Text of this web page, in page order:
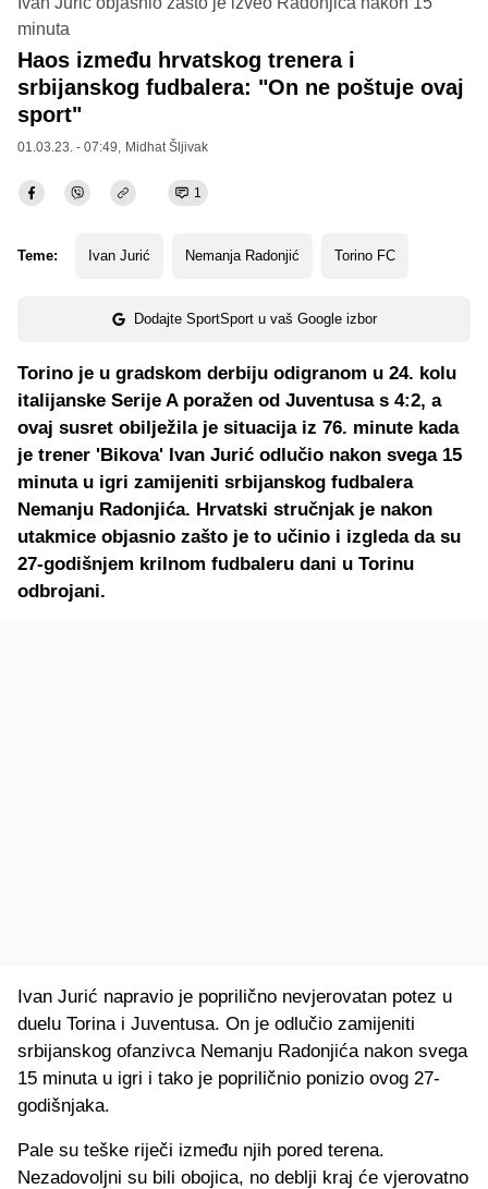
minuta
Haos između hrvatskog trenera i
srbijanskog fudbalera: "On ne poštuje ovaj
sport"
01.03.23. - 07:49, Midhat Šljivak
1
Teme: Ivan Jurić Nemanja Radonjić Torino FC
Dodajte SportSport u vaš Google izbor
Torino je u gradskom derbiju odigranom u 24. kolu
italijanske Serije A poražen od Juventusa s 4:2, a
ovaj susret obilježila je situacija iz 76. minute kada
je trener 'Bikova' Ivan Jurić odlučio nakon svega 15
minuta u igri zamijeniti srbijanskog fudbalera
Nemanju Radonjića. Hrvatski stručnjak je nakon
utakmice objasnio zašto je to učinio i izgleda da su
27-godišnjem krilnom fudbaleru dani u Torinu
odbrojani.
Ivan Jurić napravio je poprilično nevjerovatan potez u
duelu Torina i Juventusa. On je odlučio zamijeniti
srbijanskog ofanzivca Nemanju Radonjića nakon svega
15 minuta u igri i tako je popriličnio ponizio ovog 27-
godišnjaka.
Pale su teške riječi između njih pored terena.
Nezadovoljni su bili obojica, no deblji kraj će vjerovatno